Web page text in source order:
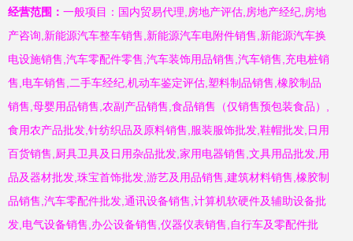
经营范围： 一般项目：国内贸易代理,房地产评估,房地产经纪,房地
产咨询,新能源汽车整车销售,新能源汽车电附件销售,新能源汽车换
电设施销售,汽车零配件零售,汽车装饰用品销售,汽车销售,充电桩销
售,电车销售,二手车经纪,机动车鉴定评估,塑料制品销售,橡胶制品
销售,母婴用品销售,农副产品销售,食品销售（仅销售预包装食品）,
食用农产品批发,针纺织品及原料销售,服装服饰批发,鞋帽批发,日用
百货销售,厨具卫具及日用杂品批发,家用电器销售,文具用品批发,用
品及器材批发,珠宝首饰批发,游艺及用品销售,建筑材料销售,橡胶制
品销售,汽车零配件批发,通讯设备销售,计算机软硬件及辅助设备批
发,电气设备销售,办公设备销售,仪器仪表销售,自行车及零配件批